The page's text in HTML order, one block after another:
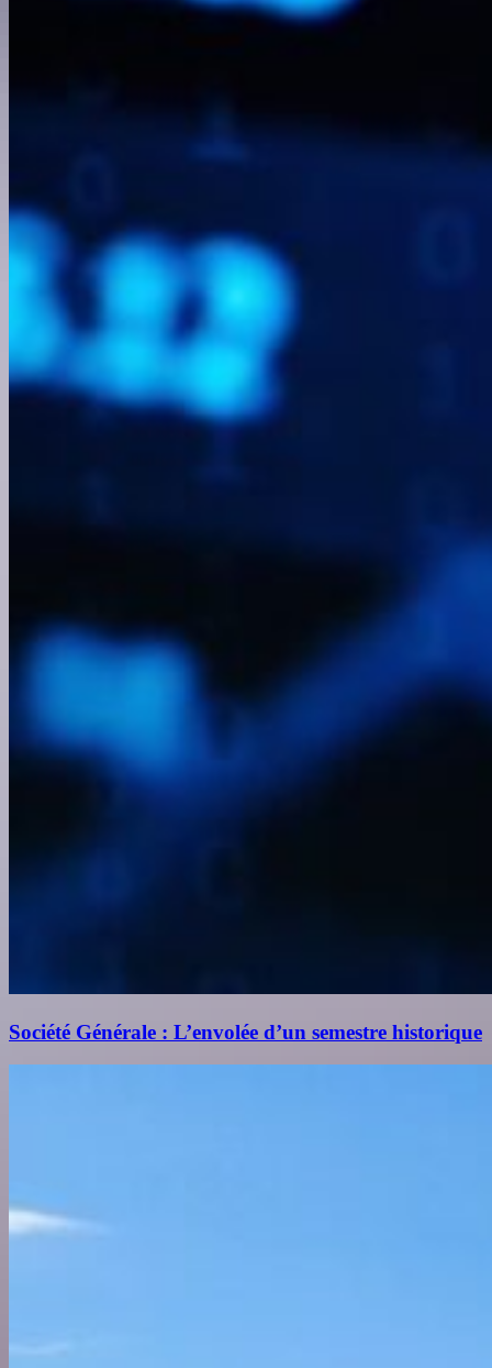
Société Générale : L’envolée d’un semestre historique